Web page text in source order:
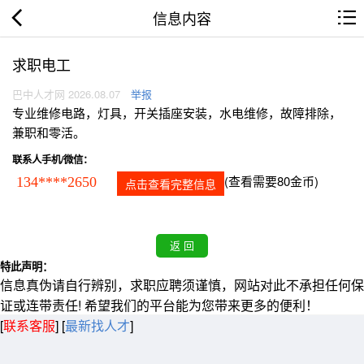
信息内容
求职电工
巴中人才网 2026.08.07 举报
专业维修电路，灯具，开关插座安装，水电维修，故障排除，
兼职和零活。
联系人手机/微信：
134****2650 点击查看完整信息 (查看需要80金币)
特此声明：
信息真伪请自行辨别，求职应聘须谨慎，网站对此不承担任何保
证或连带责任! 希望我们的平台能为您带来更多的便利！
[联系客服] [最新找人才]